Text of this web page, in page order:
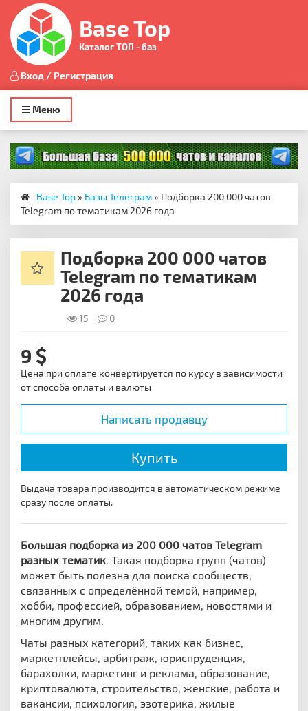
Base Top
Каталог ТОП - баз
Вход / Регистрация
Toggle
navigation
Меню
Base Top » Базы Телеграм » Подборка 200 000 чатов
Telegram по тематикам 2026 года
Подборка 200 000 чатов
Telegram по тематикам
2026 года
15 0
9
Цена при оплате конвертируется по курсу в зависимости
от способа оплаты и валюты
Написать продавцу
Купить
Выдача товара производится в автоматическом режиме
сразу после оплаты.
Большая подборка из 200 000 чатов Telegram
разных тематик. Такая подборка групп (чатов)
может быть полезна для поиска сообществ,
связанных с определённой темой, например,
хобби, профессией, образованием, новостями и
многим другим.
Чаты разных категорий, таких как бизнес,
маркетплейсы, арбитраж, юриспруденция,
барахолки, маркетинг и реклама, образование,
криптовалюта, строительство, женские, работа и
вакансии, психология, эзотерика, жилые